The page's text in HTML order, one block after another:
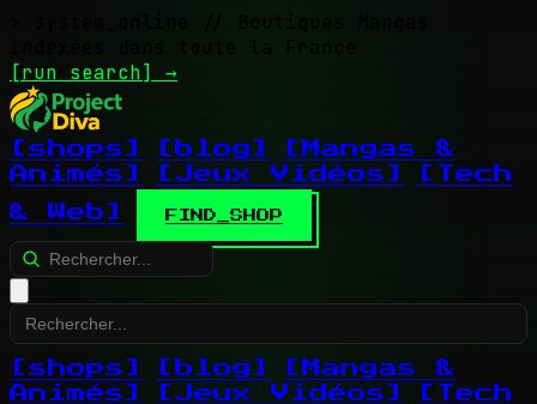
indexées dans toute la France
[run search] →
[shops] [blog]
[Mangas &
Animés]
[Jeux Vidéos]
[Tech
& Web]
FIND_SHOP
[shops] [blog]
[Mangas &
Animés]
[Jeux Vidéos]
[Tech